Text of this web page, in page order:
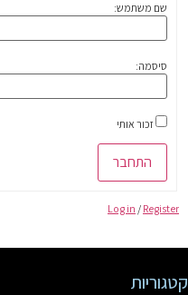
שם משתמש:
סיסמה:
זכור אותי
התחבר
Log in / Register
קטגוריות